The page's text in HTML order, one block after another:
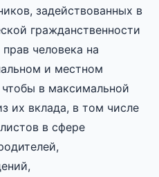
задействованных в
гражданственности
человека на
и местном
в максимальной
их вклада, в том числе
в сфере